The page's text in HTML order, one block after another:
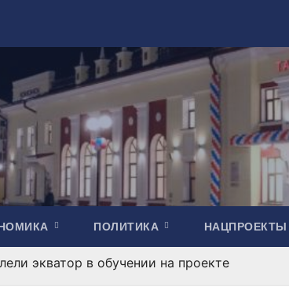
ПОЛИТИКА НАЦПРОЕКТЫ
экватор в обучении на проекте